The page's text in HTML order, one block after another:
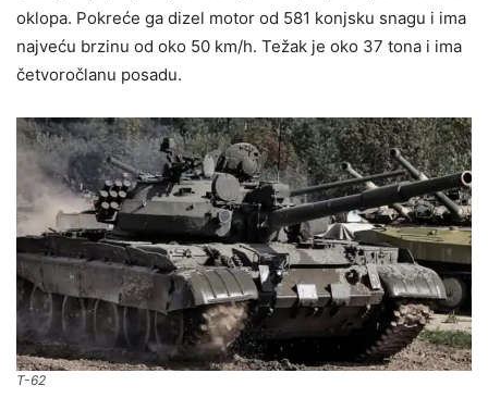
oklopa. Pokreće ga dizel motor od 581 konjsku snagu i ima
najveću brzinu od oko 50 km/h. Težak je oko 37 tona i ima
četvoročlanu posadu.
T-62